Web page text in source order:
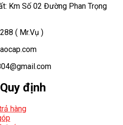
Km Số 02 Đường Phan Trọng
( Mr.Vụ )
định
hàng